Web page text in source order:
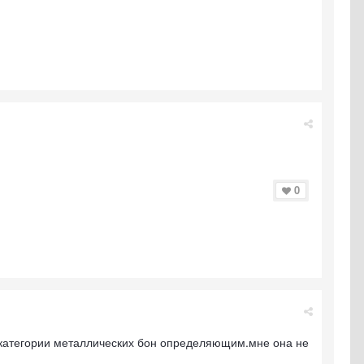
0
металлических бон определяющим.мне она не